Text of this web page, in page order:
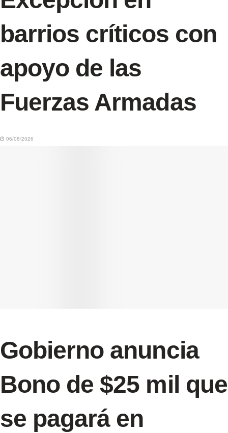
barrios críticos con
apoyo de las
Fuerzas Armadas
06/08/2026
Gobierno anuncia
Bono de $25 mil que
se pagará en